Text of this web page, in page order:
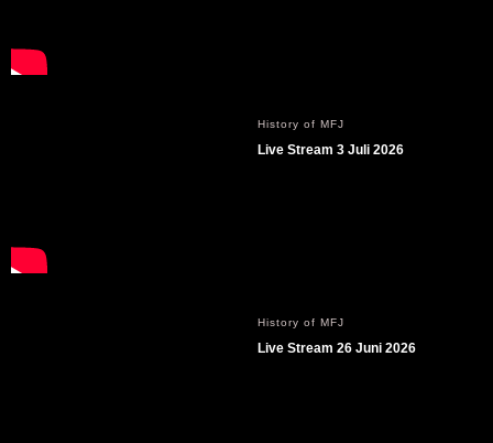
History of MFJ
Live Stream 3 Juli 2026
History of MFJ
Live Stream 26 Juni 2026